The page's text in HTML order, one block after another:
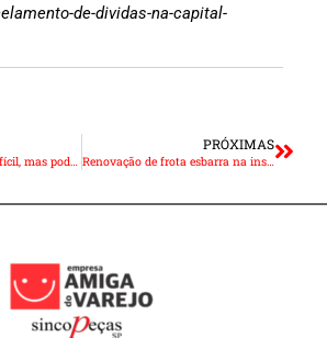
de-dividas-na-capital-
Artigo – Um ano difícil, mas pode surpreender
PRÓXIMAS
Renovação de frota esbarra na inspeção veicular e reciclagem